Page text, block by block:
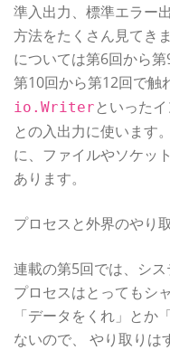
準入出力、標準エラー
方法をたくさん見てき
については第6回から
第10回から第12回で触
io.Writer といった
との入出力に使います
に、ファイルやソケッ
あります。
プロセスと外界のやり
連載の第5回では、シス
プロセスはとってもシ
「データをくれ」とか
ないので、 やり取りは